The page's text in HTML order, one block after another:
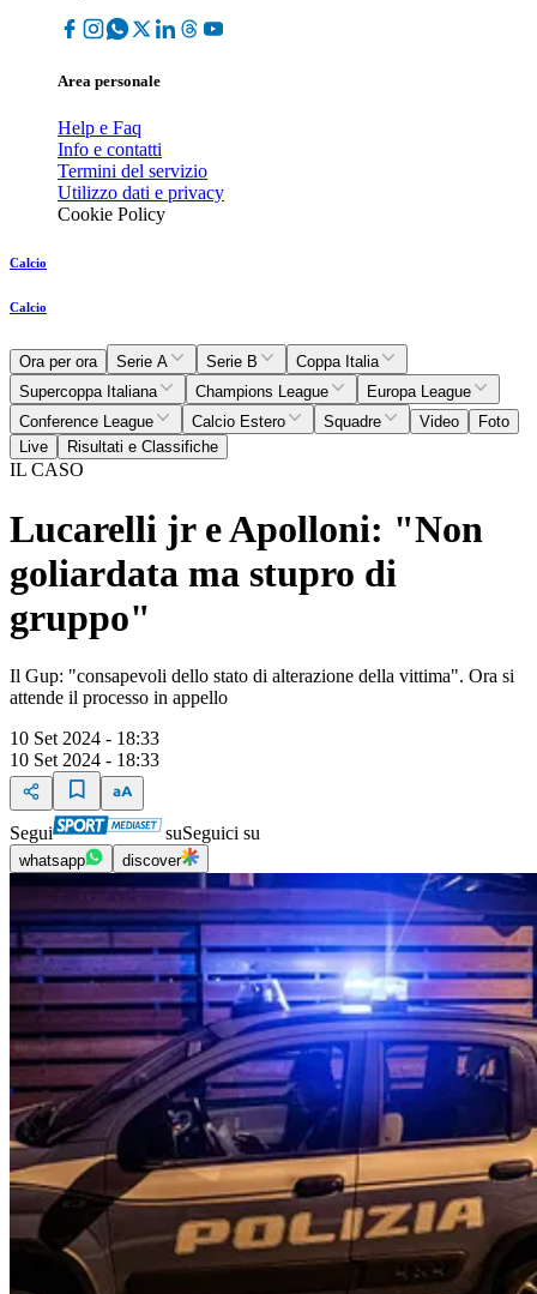
Area personale
Help e Faq
Info e contatti
Termini del servizio
Utilizzo dati e privacy
Cookie Policy
Calcio
Calcio
Ora per ora Serie A Serie B
Coppa Italia
Supercoppa Italiana
Champions League
Europa League
Conference League
Calcio Estero Squadre Video
Foto
Live
Risultati e Classifiche
IL CASO
Lucarelli jr e Apolloni: "Non
goliardata ma stupro di
gruppo"
Il Gup: "consapevoli dello stato di alterazione della vittima". Ora si
attende il processo in appello
10 Set 2024 - 18:33
10 Set 2024 - 18:33
Segui suSeguici su
whatsapp discover